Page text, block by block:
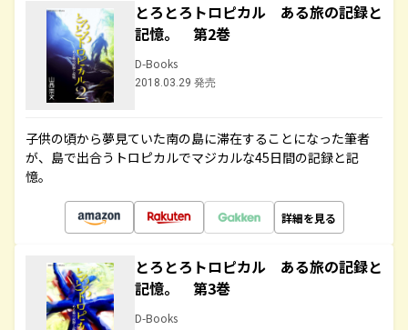
とろとろトロピカル ある旅の記録と
記憶。 第2巻
D-Books
2018.03.29 発売
子供の頃から夢見ていた南の島に滞在することになった筆者
が、島で出合うトロピカルでマジカルな45日間の記録と記
憶。
詳細を見る
とろとろトロピカル ある旅の記録と
記憶。 第3巻
D-Books